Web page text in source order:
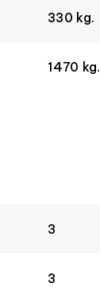
330 kg.
1470 kg.
3
3